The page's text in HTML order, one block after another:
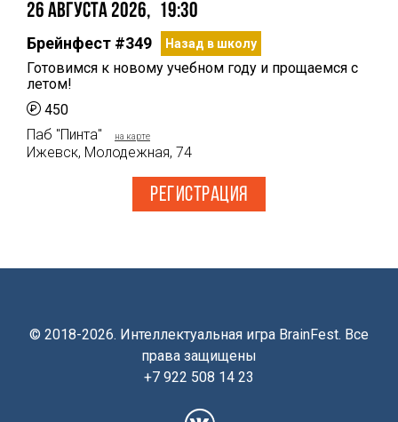
26 Августа 2026 19:30
Брейнфест #349 Назад в школу
Готовимся к новому учебном году и прощаемся с
летом!
450
Паб "Пинта"
на карте
Ижевск, Молодежная, 74
РЕГИСТРАЦИЯ
© 2018-2026. Интеллектуальная игра BrainFest. Все
права защищены
+7 922 508 14 23